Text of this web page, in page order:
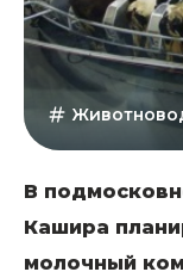
В
Кашира
молочный